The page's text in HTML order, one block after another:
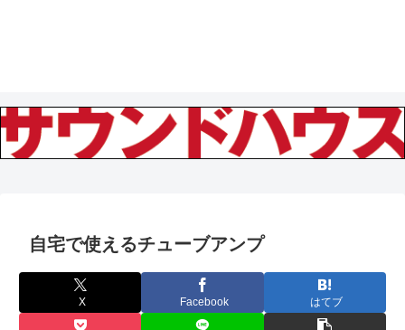
自宅で使えるチューブアンプ
X Facebook はてブ